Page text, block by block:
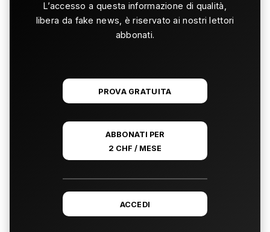
L’accesso a questa informazione di qualità,
libera da fake news, è riservato ai nostri lettori
abbonati.
PROVA GRATUITA
ABBONATI PER
2 CHF / MESE
ACCEDI